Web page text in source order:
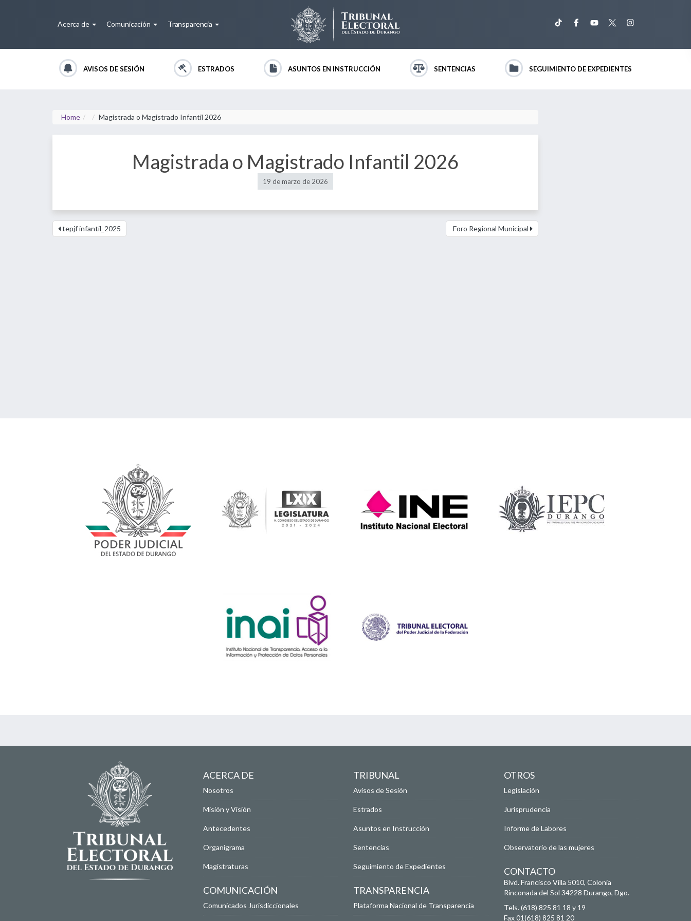
Acerca de Comunicación Transparencia
AVISOS DE SESIÓN ESTRADOS ASUNTOS EN INSTRUCCIÓN SENTENCIAS SEGUIMIENTO DE EXPEDIENTES
Home Magistrada o Magistrado Infantil 2026
Magistrada o Magistrado Infantil 2026
19 de marzo de 2026
tepjf infantil_2025 Foro Regional Municipal
ACERCA DE
Nosotros
Misión y Visión
Antecedentes
Organigrama
Magistraturas
COMUNICACIÓN
Comunicados Jurisdiccionales
TRIBUNAL
Avisos de Sesión
Estrados
Asuntos en Instrucción
Sentencias
Seguimiento de Expedientes
TRANSPARENCIA
Plataforma Nacional de Transparencia
OTROS
Legislación
Jurisprudencia
Informe de Labores
Observatorio de las mujeres
CONTACTO
Blvd. Francisco Villa 5010, Colonia
Rinconada del Sol 34228 Durango, Dgo.
Tels. (618) 825 81 18 y 19
Fax 01(618) 825 81 20